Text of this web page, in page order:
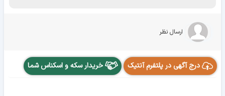
ارسال نظر
درج آگهی در پلتفرم آنتیک خریدار سکه و اسکناس شما